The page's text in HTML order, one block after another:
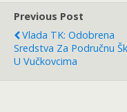
Previous Post
Vlada TK: Odobrena
Sredstva Za Područnu
U Vučkovcima